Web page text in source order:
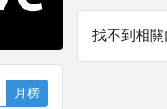
月榜
找不到相關